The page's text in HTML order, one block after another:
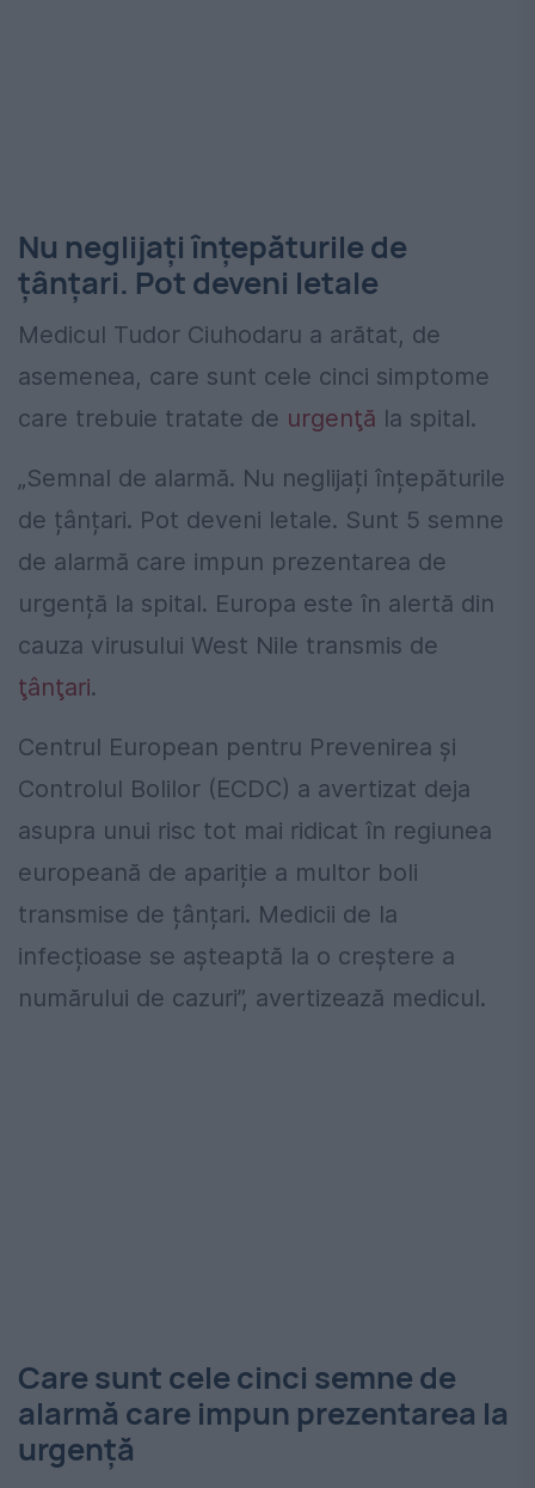
Nu neglijați înțepăturile de
țânțari. Pot deveni letale
Medicul Tudor Ciuhodaru a arătat, de
asemenea, care sunt cele cinci simptome
care trebuie tratate de urgenţă la spital.
„Semnal de alarmă. Nu neglijați înțepăturile
de țânțari. Pot deveni letale. Sunt 5 semne
de alarmă care impun prezentarea de
urgență la spital. Europa este în alertă din
cauza virusului West Nile transmis de
ţânţari.
Centrul European pentru Prevenirea şi
Controlul Bolilor (ECDC) a avertizat deja
asupra unui risc tot mai ridicat în regiunea
europeană de apariție a multor boli
transmise de țânțari. Medicii de la
infecțioase se așteaptă la o creștere a
numărului de cazuri”, avertizează medicul.
Care sunt cele cinci semne de
alarmă care impun prezentarea la
urgență